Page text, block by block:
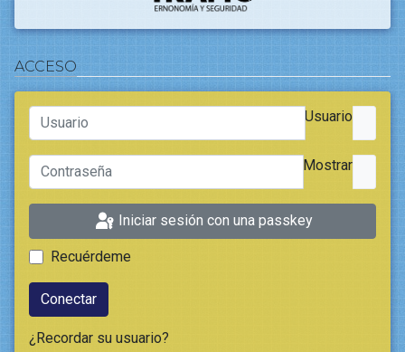
ACCESO
Usuario
Mostrar
Iniciar sesión con una passkey
Recuérdeme
Conectar
¿Recordar su usuario?